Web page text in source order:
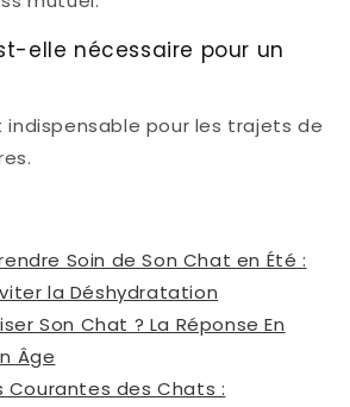
elle nécessaire pour un
indispensable pour les trajets de
Soin de Son Chat en Été :
la Déshydratation
Son Chat ? La Réponse En
Âge
Courantes des Chats :